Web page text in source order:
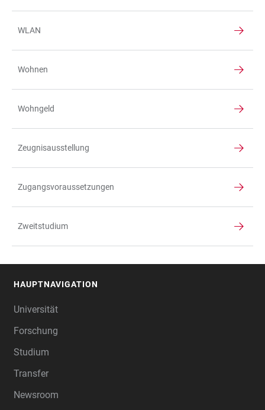
WLAN
Wohnen
Wohngeld
Zeugnisausstellung
Zugangsvoraussetzungen
Zweitstudium
HAUPTNAVIGATION
Universität
Forschung
Studium
Transfer
Newsroom